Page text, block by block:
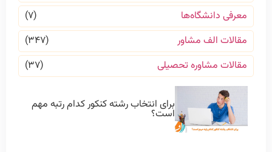
معرفی دانشگاه‌ها
(۷)
مقالات الف مشاور
(۳۴۷)
مقالات مشاوره تحصیلی
(۳۷)
برای انتخاب رشته کنکور کدام رتبه مهم
است؟